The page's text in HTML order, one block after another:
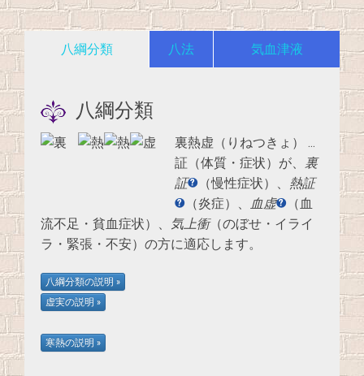
八綱分類 八法 気血津液
八綱分類
裏熱虚（りねつきょ）
…
証（体質・症状）が、 裏
証
（慢性症状）、 熱証
（炎症）、
血虚
（血
流不足・貧血症状）、
気上衝（のぼせ・イライ
ラ・緊張・不安）の方に適応します。